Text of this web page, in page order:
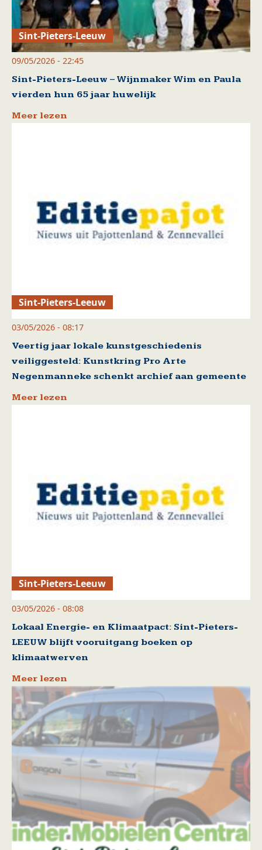
Sint-Pieters-Leeuw
09/05/2026 - 22:45
Sint-Pieters-Leeuw – Wijnmaker Wim en Paula
vierden hun 65 jaar huwelijk
Meer lezen
Sint-Pieters-Leeuw
03/05/2026 - 08:17
Veertig jaar lokale kunstgeschiedenis
veiliggesteld: Kunstkring Pro Arte
Negenmanneke schenkt archief aan gemeente
Meer lezen
Sint-Pieters-Leeuw
03/05/2026 - 08:08
Lokaal Energie- en Klimaatpact: Sint-Pieters-
LEEUW blijft vooruitgang boeken op
klimaatwerven
Meer lezen